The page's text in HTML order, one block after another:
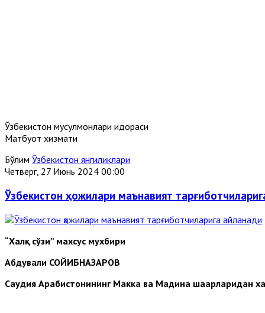
Ўзбекистон мусулмонлари идораси
Матбуот хизмати
Бўлим Ўзбекистон янгиликлари
Четверг, 27 Июнь 2024 00:00
Ўзбекистон ҳожилари маънавият
“Халқ сўзи” махсус мухбири
Абдували СОЙИБНАЗАРОВ
Саудия Арабистонининг Макка ва Мадина шаҳарларидан